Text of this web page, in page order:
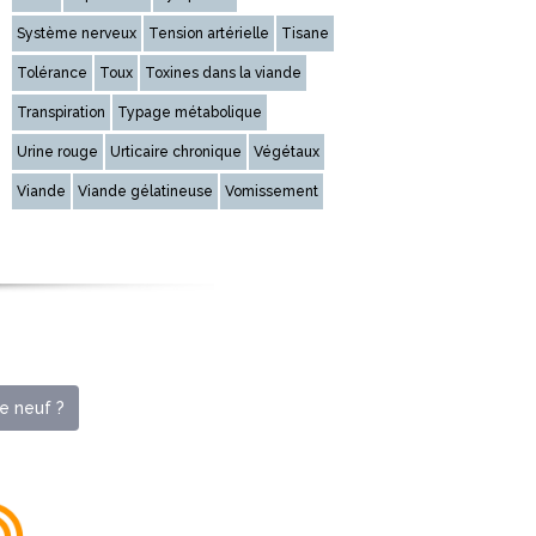
Système nerveux Tension artérielle Tisane
Tolérance Toux Toxines dans la viande
Transpiration Typage métabolique
Urine rouge Urticaire chronique Végétaux
Viande Viande gélatineuse Vomissement
neuf ?